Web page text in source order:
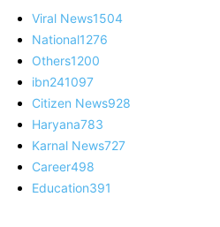
Viral News1504
National1276
Others1200
ibn241097
Citizen News928
Haryana783
Karnal News727
Career498
Education391